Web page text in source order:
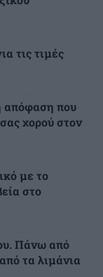
τις τιμές
απόφαση που
χορού στον
με το
στο
Πάνω από
τα λιμάνια